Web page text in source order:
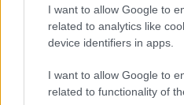
I want to allow Google to
related to analytics like
device identifiers in apps.
I want to allow Google to
related to functionality of